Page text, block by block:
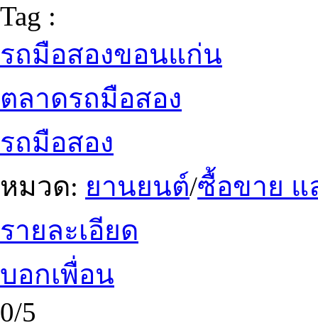
Tag :
รถมือสองขอนแก่น
ตลาดรถมือสอง
รถมือสอง
หมวด: ยานยนต์/ซื้อขาย แ
รายละเอียด
บอกเพื่อน
0/5